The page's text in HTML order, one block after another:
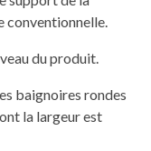
conventionnelle.
du produit.
baignoires rondes
la largeur est